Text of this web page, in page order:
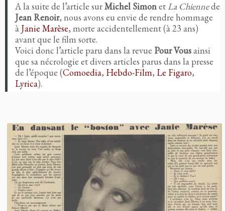
A la suite de l’article surMichel SimonetLa Chiennede
Jean Renoir, nous avons eu envie de rendre hommage
à Janie Marèse, morte accidentellement (à 23 ans)
avant que le film sorte.
Voici donc l’article paru dans la revue Pour Vousainsi
que sa nécrologie et divers articles parus dans la presse
de l’époque (Comoedia, Hebdo-Film, Le Figaro,
Lyrica).